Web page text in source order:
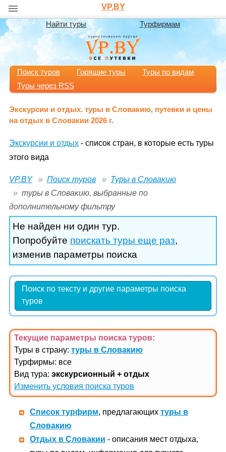
VP.BY
Найти туры Турфирмам
Поиск туров Горящие туры
Туры по видам
Туры через RSS
Экскурсии и отдых. туры в Словакию, путевки и цены
на отдых в Словакии 2026 г.
Экскурсии и отдых - список стран, в которые есть туры
этого вида
VP.BY Поиск туров
Туры в Словакию
туры в Словакию, выбранные по
дополнительному фильтру
Не найден ни один тур.
Попробуйте поискать туры еще раз,
изменив параметры поиска
Поиск по тексту и другие параметры поиска
туров
Текущие параметры поиска туров:
Туры в страну: туры в Словакию
Турфирмы: все
Вид тура: экскурсионный + отдых
Изменить условия поиска туров
Список турфирм, предлагающих туры в
Словакию
Отдых в Словакии - описания мест отдыха,